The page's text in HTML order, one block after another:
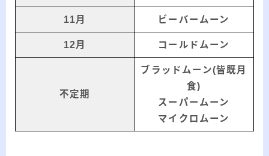
11月 ビーバームーン
12月 コールドムーン
不定期
ブラッドムーン(皆既月
食)
スーパームーン
マイクロムーン